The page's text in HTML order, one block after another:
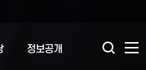
정보공개